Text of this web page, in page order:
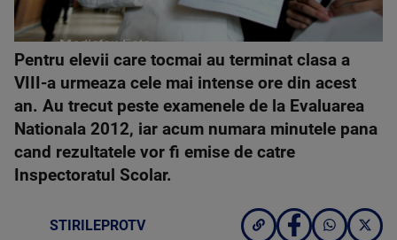
Pentru elevii care tocmai au terminat clasa a
VIII-a urmeaza cele mai intense ore din acest
an. Au trecut peste examenele de la Evaluarea
Nationala 2012, iar acum numara minutele pana
cand rezultatele vor fi emise de catre
Inspectoratul Scolar.
STIRILEPROTV